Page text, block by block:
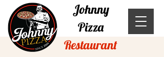
Johnny
Pizza
Restaurant